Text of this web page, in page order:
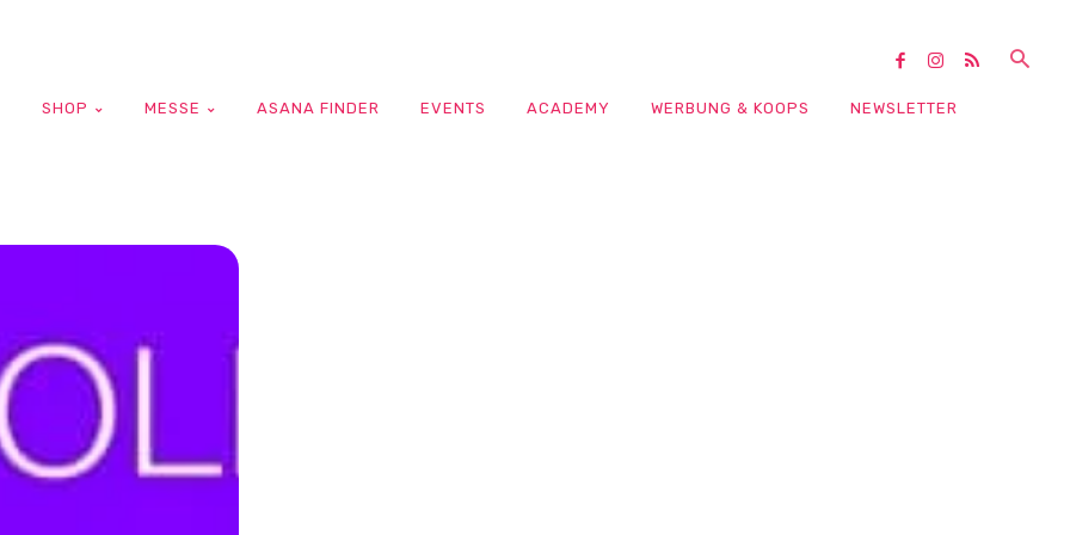
SHOP MESSE ASANA FINDER EVENTS ACADEMY WERBUNG & KOOPS NEWSLETTER